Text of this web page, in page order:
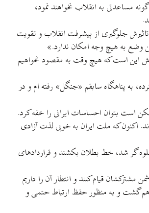
مساعدتی به انقلاب نخواهند نمود،
تاثیرش جلوگیری از پیشرفت انقلاب و تقویت
وضع به هیچ وجه امکان ندارد.»
اش این است که هیچ وقت به مقصود نخواهیم
به پناهگاه سابقم «جنگل» رفته ام و در
است بتوان احساسات ایرانی را خفه کرد.
اکنون که ملت ایران به خوبی لذت آزادی
گر شد، خط بطلان بکشند و قراردادهای
قیام کنند و انتظار آن را داریم
گشت و به منظور حفظ ارتباط حتمی و